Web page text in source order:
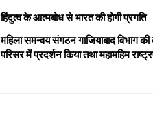
हिंदुत्व के आत्मबोध से भारत की होगी प्रगति
महिला समन्वय संगठन गाजियाबाद विभाग
परिसर में प्रदर्शन किया तथा महामहिम